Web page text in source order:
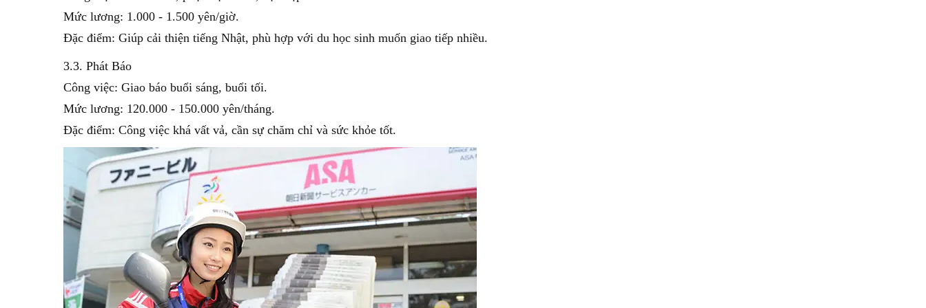
Mức lương: 1.000 - 1.500 yên/giờ.
Đặc điểm: Giúp cải thiện tiếng Nhật, phù hợp với du học sinh muốn giao tiếp nhiều.
3.3. Phát Báo
Công việc: Giao báo buổi sáng, buổi tối.
Mức lương: 120.000 - 150.000 yên/tháng.
Đặc điểm: Công việc khá vất vả, cần sự chăm chỉ và sức khỏe tốt.